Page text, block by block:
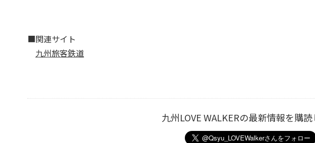
■関連サイト
九州旅客鉄道
九州LOVE WALKERの最新情報を購読